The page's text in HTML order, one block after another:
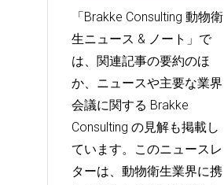
「Brakke Consulting 動物衛
生ニュース & ノート」で
は、関連記事の要約のほ
か、ニュースや主要な業界
会議に関する Brakke
Consulting の見解も掲載し
ています。このニュースレ
ターは、動物衛生業界に携